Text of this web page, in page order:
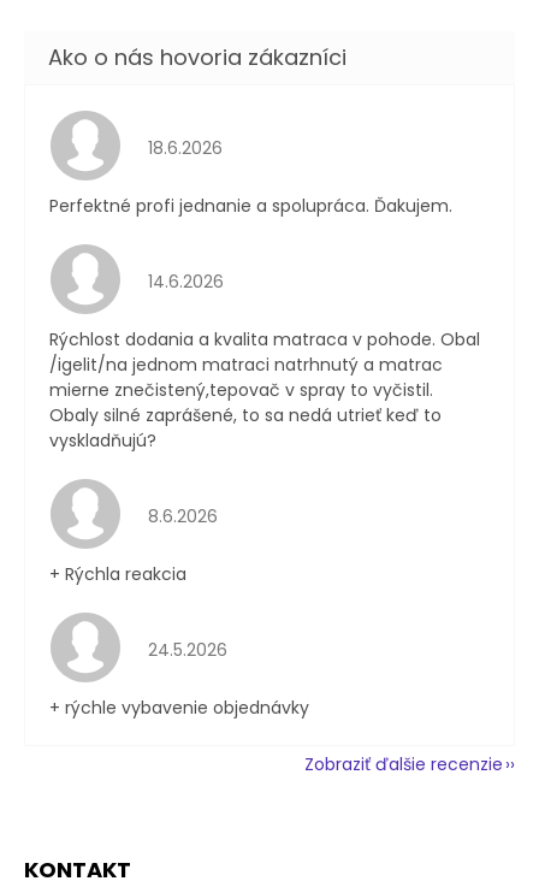
Hodnotenie obchodu je 5 z 5 hviezdičiek.
18.6.2026
Perfektné profi jednanie a spolupráca. Ďakujem.
Hodnotenie obchodu je 4 z 5 hviezdičiek.
14.6.2026
Rýchlost dodania a kvalita matraca v pohode. Obal
/igelit/na jednom matraci natrhnutý a matrac
mierne znečistený,tepovač v spray to vyčistil.
Obaly silné zaprášené, to sa nedá utrieť keď to
vyskladňujú?
Hodnotenie obchodu je 4 z 5 hviezdičiek.
8.6.2026
+ Rýchla reakcia
Hodnotenie obchodu je 5 z 5 hviezdičiek.
24.5.2026
+ rýchle vybavenie objednávky
Zobraziť ďalšie recenzie
KONTAKT